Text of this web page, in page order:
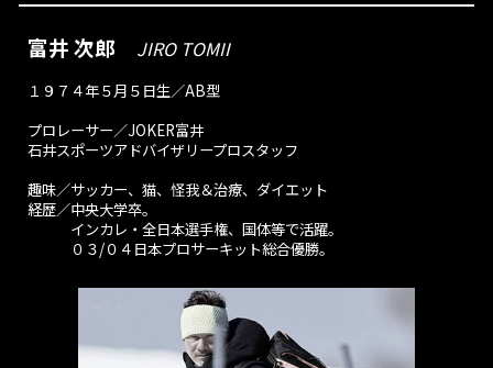
富井 次郎 JIRO TOMII
１９７４年５月５日生／AB型
プロレーサー／JOKER富井
石井スポーツアドバイザリープロスタッフ
趣味／サッカー、猫、怪我＆治療、ダイエット
経歴／中央大学卒。
インカレ・全日本選手権、国体等で活躍。
０３/０４日本プロサーキット総合優勝。